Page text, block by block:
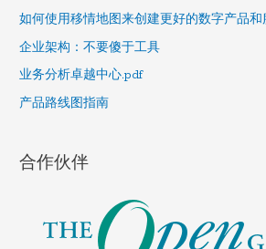
f
o
如何使用移情地图来创建更好的数字产品和
企业架构：不要傻于工具
业务分析卓越中心.pdf
产品路线图指南
合作伙伴